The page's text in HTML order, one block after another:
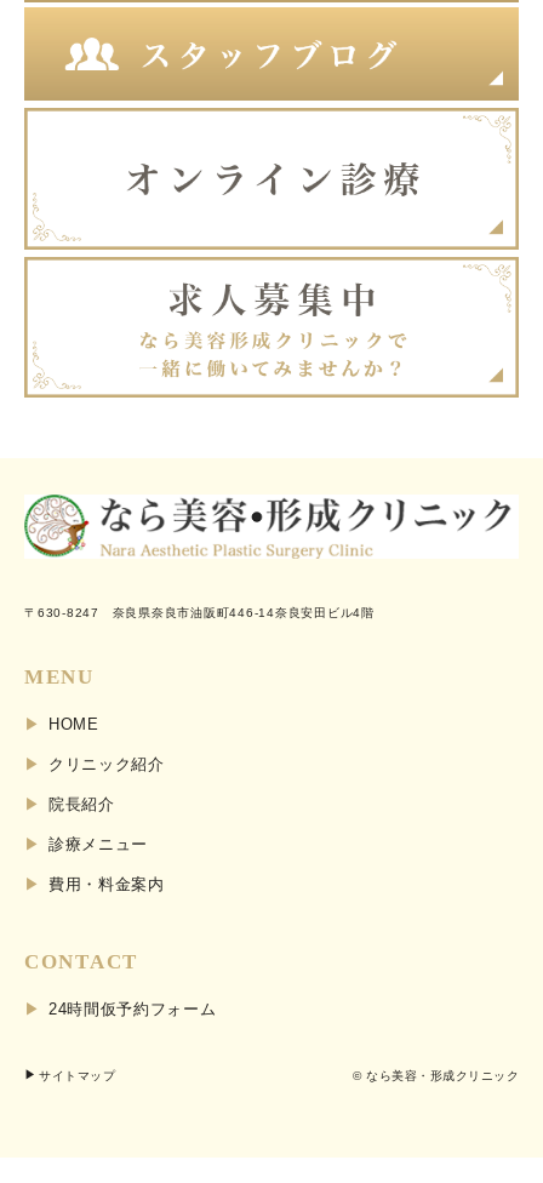
〒630-8247 奈良県奈良市油阪町446-14奈良安田ビル4階
MENU
HOME
クリニック紹介
院長紹介
診療メニュー
費用・料金案内
CONTACT
24時間仮予約フォーム
サイトマップ © なら美容・形成クリニック